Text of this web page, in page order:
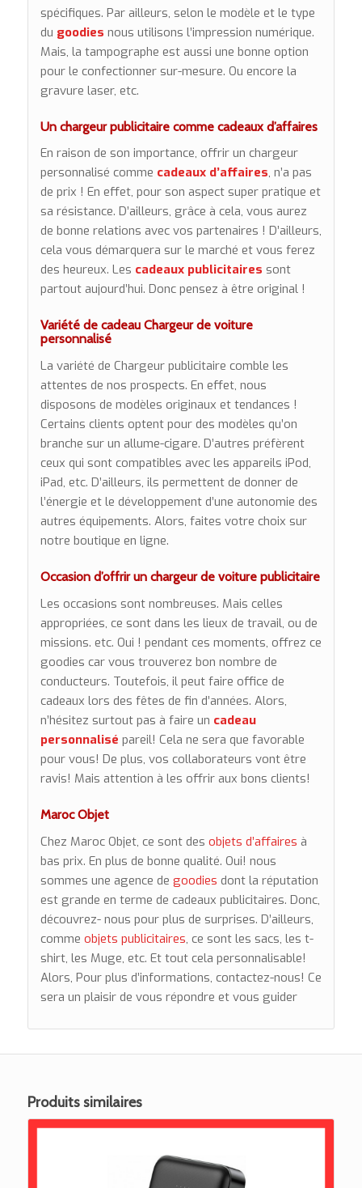
spécifiques. Par ailleurs, selon le modèle et le type
du goodies nous utilisons l’impression numérique.
Mais, la tampographe est aussi une bonne option
pour le confectionner sur-mesure. Ou encore la
gravure laser, etc.
Un chargeur publicitaire comme cadeaux d’affaires
En raison de son importance, offrir un chargeur
personnalisé comme cadeaux d’affaires, n’a pas
de prix ! En effet, pour son aspect super pratique et
sa résistance. D’ailleurs, grâce à cela, vous aurez
de bonne relations avec vos partenaires ! D’ailleurs,
cela vous démarquera sur le marché et vous ferez
des heureux. Les cadeaux publicitaires sont
partout aujourd’hui. Donc pensez à être original !
Variété de cadeau Chargeur de voiture
personnalisé
La variété de Chargeur publicitaire comble les
attentes de nos prospects. En effet, nous
disposons de modèles originaux et tendances !
Certains clients optent pour des modèles qu’on
branche sur un allume-cigare. D’autres préfèrent
ceux qui sont compatibles avec les appareils iPod,
iPad, etc. D’ailleurs, ils permettent de donner de
l’énergie et le développement d’une autonomie des
autres équipements. Alors, faites votre choix sur
notre boutique en ligne.
Occasion d’offrir un chargeur de voiture publicitaire
Les occasions sont nombreuses. Mais celles
appropriées, ce sont dans les lieux de travail, ou de
missions. etc. Oui ! pendant ces moments, offrez ce
goodies car vous trouverez bon nombre de
conducteurs. Toutefois, il peut faire office de
cadeaux lors des fêtes de fin d’années. Alors,
n’hésitez surtout pas à faire un cadeau
personnalisé pareil! Cela ne sera que favorable
pour vous! De plus, vos collaborateurs vont être
ravis! Mais attention à les offrir aux bons clients!
Maroc Objet
Chez Maroc Objet, ce sont des objets d’affaires à
bas prix. En plus de bonne qualité. Oui! nous
sommes une agence de goodies dont la réputation
est grande en terme de cadeaux publicitaires. Donc,
découvrez- nous pour plus de surprises. D’ailleurs,
comme objets publicitaires, ce sont les sacs, les t-
shirt, les Muge, etc. Et tout cela personnalisable!
Alors, Pour plus d’informations, contactez-nous! Ce
sera un plaisir de vous répondre et vous guider
Produits similaires